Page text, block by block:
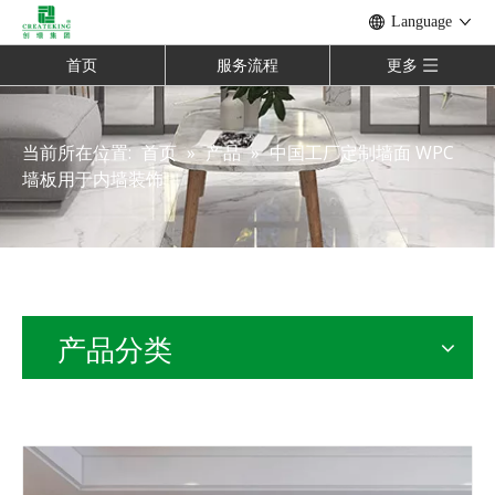
Language
首页 服务流程 更多
当前所在位置: 首页 » 产品 » 中国工厂定制墙面 WPC
墙板用于内墙装饰
产品分类